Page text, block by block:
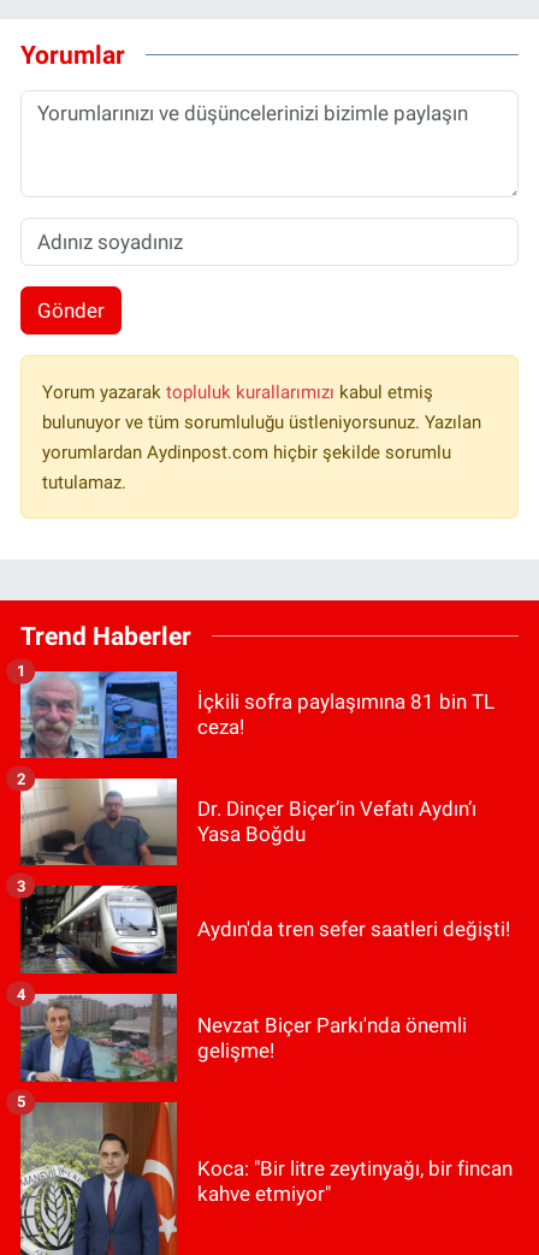
Yorumlar
Gönder
Yorum yazarak topluluk kurallarımızı kabul etmiş
bulunuyor ve tüm sorumluluğu üstleniyorsunuz. Yazılan
yorumlardan Aydinpost.com hiçbir şekilde sorumlu
tutulamaz.
Trend Haberler
İçkili sofra paylaşımına 81 bin TL
ceza!
1
Dr. Dinçer Biçer’in Vefatı Aydın’ı
Yasa Boğdu
2
Aydın'da tren sefer saatleri değişti!
3
Nevzat Biçer Parkı'nda önemli
gelişme!
4
Koca: "Bir litre zeytinyağı, bir fincan
kahve etmiyor"
5